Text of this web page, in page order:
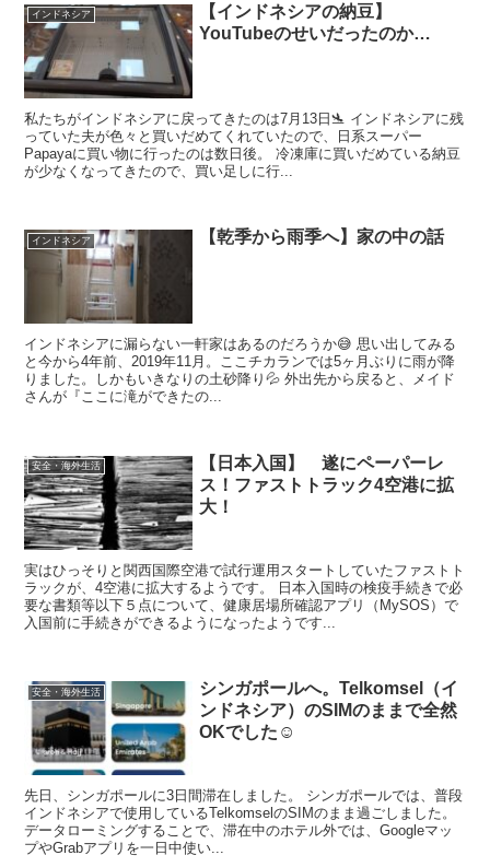
インドネシア
【インドネシアの納豆】
YouTubeのせいだったのか…
私たちがインドネシアに戻ってきたのは7月13日🛬 インドネシアに残
っていた夫が色々と買いだめてくれていたので、日系スーパー
Papayaに買い物に行ったのは数日後。 冷凍庫に買いだめている納豆
が少なくなってきたので、買い足しに行...
インドネシア 【乾季から雨季へ】家の中の話
インドネシアに漏らない一軒家はあるのだろうか😅 思い出してみる
と今から4年前、2019年11月。ここチカランでは5ヶ月ぶりに雨が降
りました。しかもいきなりの土砂降り💦 外出先から戻ると、メイド
さんが『ここに滝ができたの...
安全・海外生活
【日本入国】 遂にペーパーレ
ス！ファストトラック4空港に拡
大！
実はひっそりと関西国際空港で試行運用スタートしていたファストト
ラックが、4空港に拡大するようです。 日本入国時の検疫手続きで必
要な書類等以下５点について、健康居場所確認アプリ（MySOS）で
入国前に手続きができるようになったようです...
安全・海外生活
シンガポールへ。Telkomsel（イ
ンドネシア）のSIMのままで全然
OKでした☺️
先日、シンガポールに3日間滞在しました。 シンガポールでは、普段
インドネシアで使用しているTelkomselのSIMのまま過ごしました。
データローミングすることで、滞在中のホテル外では、Googleマッ
プやGrabアプリを一日中使い...